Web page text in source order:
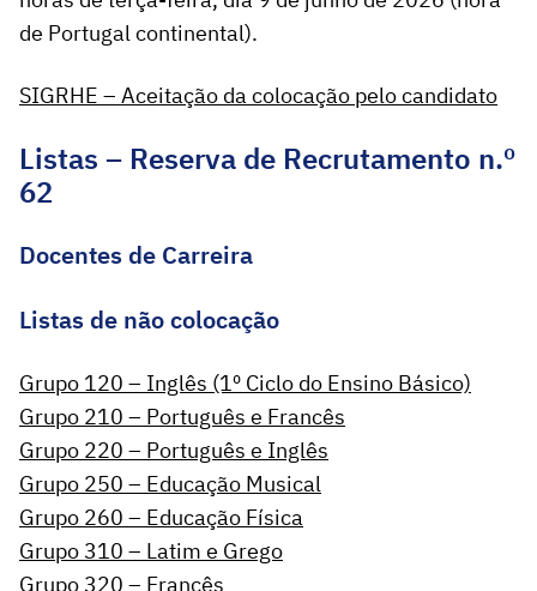
de Portugal continental).
SIGRHE – Aceitação da colocação pelo candidato
Listas – Reserva de Recrutamento n.º
62
Docentes de Carreira
Listas de não colocação
Grupo 120 – Inglês (1º Ciclo do Ensino Básico)
Grupo 210 – Português e Francês
Grupo 220 – Português e Inglês
Grupo 250 – Educação Musical
Grupo 260 – Educação Física
Grupo 310 – Latim e Grego
Grupo 320 – Francês